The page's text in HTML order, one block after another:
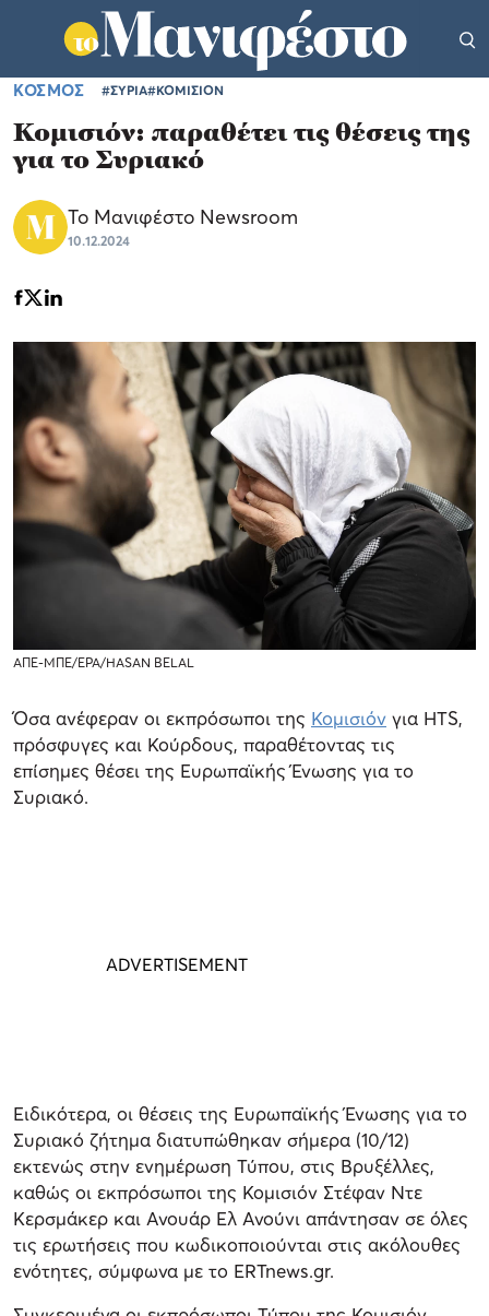
ΚΟΣΜΟΣ #ΣΥΡΙΑ#ΚΟΜΙΣΙΟΝ
Κομισιόν: παραθέτει τις θέσεις της
για το Συριακό
Το Μανιφέστο Newsroom
10.12.2024
ΑΠΕ-ΜΠΕ/EPA/HASAN BELAL
Όσα ανέφεραν οι εκπρόσωποι της Κομισιόν για HTS,
πρόσφυγες και Κούρδους, παραθέτοντας τις
επίσημες θέσει της Ευρωπαϊκής Ένωσης για το
Συριακό.
Ειδικότερα, οι θέσεις της Ευρωπαϊκής Ένωσης για το
Συριακό ζήτημα διατυπώθηκαν σήμερα (10/12)
εκτενώς στην ενημέρωση Τύπου, στις Βρυξέλλες,
καθώς οι εκπρόσωποι της Κομισιόν Στέφαν Ντε
Κερσμάκερ και Ανουάρ Ελ Ανούνι απάντησαν σε όλες
τις ερωτήσεις που κωδικοποιούνται στις ακόλουθες
ενότητες, σύμφωνα με το ERTnews.gr.